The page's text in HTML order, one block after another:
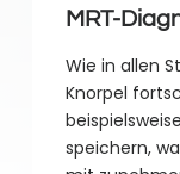
MRT-
Wie in allen
Knorpel
speichern,